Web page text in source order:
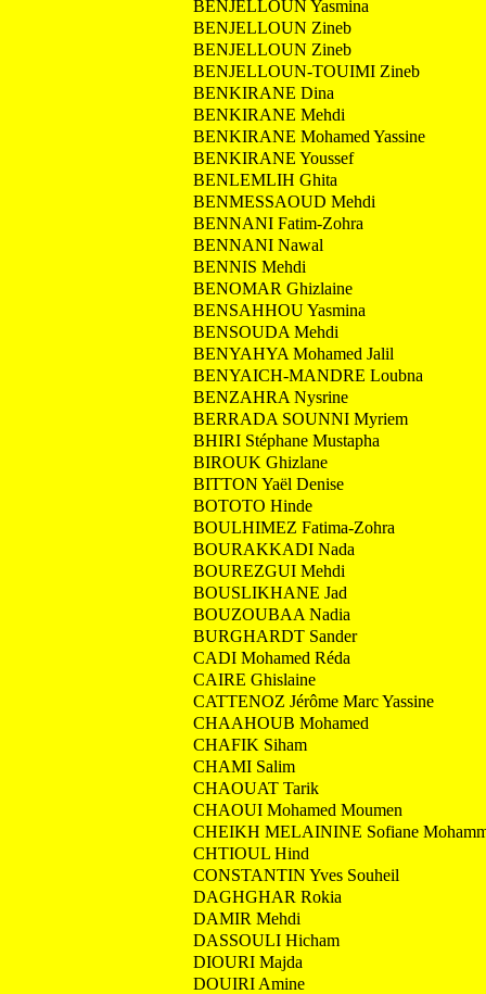
BENJELLOUN Yasmina
BENJELLOUN Zineb
BENJELLOUN Zineb
BENJELLOUN-TOUIMI Zineb
BENKIRANE Dina
BENKIRANE Mehdi
BENKIRANE Mohamed Yassine
BENKIRANE Youssef
BENLEMLIH Ghita
BENMESSAOUD Mehdi
BENNANI Fatim-Zohra
BENNANI Nawal
BENNIS Mehdi
BENOMAR Ghizlaine
BENSAHHOU Yasmina
BENSOUDA Mehdi
BENYAHYA Mohamed Jalil
BENYAICH-MANDRE Loubna
BENZAHRA Nysrine
BERRADA SOUNNI Myriem
BHIRI Stéphane Mustapha
BIROUK Ghizlane
BITTON Yaël Denise
BOTOTO Hinde
BOULHIMEZ Fatima-Zohra
BOURAKKADI Nada
BOUREZGUI Mehdi
BOUSLIKHANE Jad
BOUZOUBAA Nadia
BURGHARDT Sander
CADI Mohamed Réda
CAIRE Ghislaine
CATTENOZ Jérôme Marc Yassine
CHAAHOUB Mohamed
CHAFIK Siham
CHAMI Salim
CHAOUAT Tarik
CHAOUI Mohamed Moumen
CHEIKH MELAININE Sofiane
CHTIOUL Hind
CONSTANTIN Yves Souheil
DAGHGHAR Rokia
DAMIR Mehdi
DASSOULI Hicham
DIOURI Majda
DOUIRI Amine